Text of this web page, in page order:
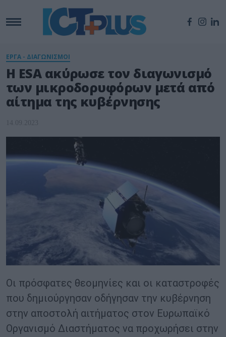
ΕΡΓΑ - ΔΙΑΓΩΝΙΣΜΟΙ
Η ESA ακύρωσε τον διαγωνισμό
των μικροδορυφόρων μετά από
αίτημα της κυβέρνησης
14.09.2023
Οι πρόσφατες θεομηνίες και οι καταστροφές
που δημιούργησαν οδήγησαν την κυβέρνηση
στην αποστολή αιτήματος στον Ευρωπαϊκό
Οργανισμό Διαστήματος να προχωρήσει στην